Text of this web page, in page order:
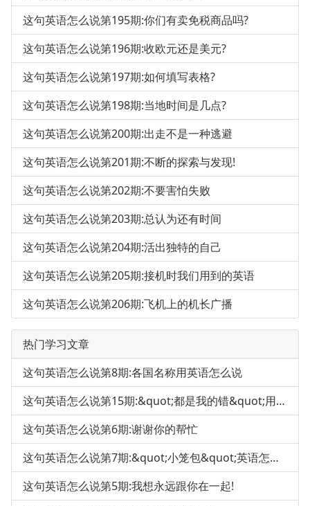
这句英语怎么说第195期:你们有卖免税商品吗?
这句英语怎么说第196期:收欧元还是美元?
这句英语怎么说第197期:如何填写表格?
这句英语怎么说第198期:当地时间是几点?
这句英语怎么说第200期:出走不是一种逃避
这句英语怎么说第201期:不断的探索与发现!
这句英语怎么说第202期:不要害怕失败
这句英语怎么说第203期:总认为还有时间
这句英语怎么说第204期:活出独特的自己
这句英语怎么说第205期:接机时我们用到的英语
这句英语怎么说第206期:飞机上的机长广播
热门学习文章
这句英语怎么说第8期:各国名称用英语怎么说
这句英语怎么说第15期:&quot;都是我的错&quot;用英语怎么说
这句英语怎么说第6期:谢谢你的帮忙
这句英语怎么说第7期:&quot;小笼包&quot;英语怎么说
这句英语怎么说第5期:我想永远跟你在一起!